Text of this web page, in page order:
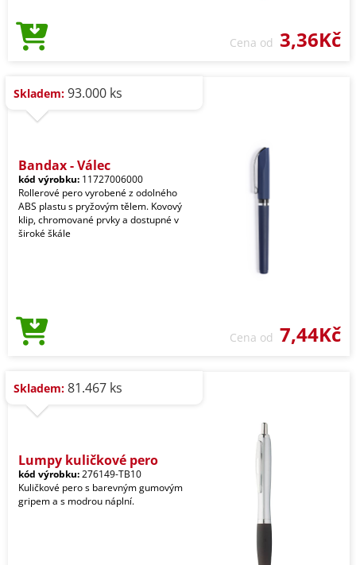
Cena od 3,36Kč
Skladem: 93.000 ks
Bandax - Válec
kód výrobku: 11727006000
Rollerové pero vyrobené z odolného
ABS plastu s pryžovým tělem. Kovový
klip, chromované prvky a dostupné v
široké škále
Cena od 7,44Kč
Skladem: 81.467 ks
Lumpy kuličkové pero
kód výrobku:276149-TB10
Kuličkové pero s barevným gumovým
gripem a s modrou náplní.